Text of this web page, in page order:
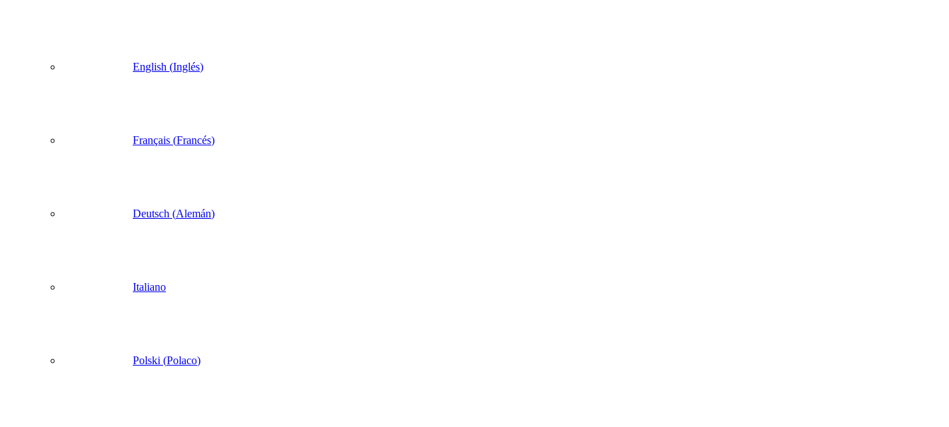
English (Inglés)
Français (Francés)
Deutsch (Alemán)
Italiano
Polski (Polaco)